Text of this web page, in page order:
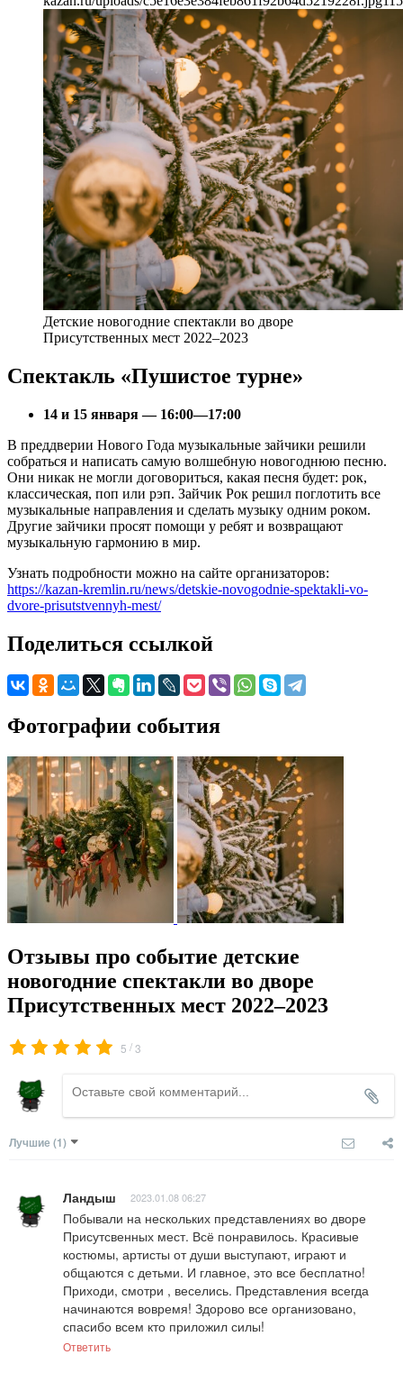
Детские новогодние спектакли во дворе
Присутственных мест 2022–2023
Спектакль «Пушистое турне»
14 и 15 января — 16:00—17:00
В преддверии Нового Года музыкальные зайчики решили
собраться и написать самую волшебную новогоднюю песню.
Они никак не могли договориться, какая песня будет: рок,
классическая, поп или рэп. Зайчик Рок решил поглотить все
музыкальные направления и сделать музыку одним роком.
Другие зайчики просят помощи у ребят и возвращают
музыкальную гармонию в мир.
Узнать подробности можно на сайте организаторов:
https://kazan-kremlin.ru/news/detskie-novogodnie-spektakli-vo-
dvore-prisutstvennyh-mest/
Поделиться ссылкой
Фотографии события
Отзывы про событие детские
новогодние спектакли во дворе
Присутственных мест 2022–2023
5 /3
Лучшие (1)
Ландыш 2023.01.08 06:27
Побывали на нескольких представлениях во дворе
Присутсвенных мест. Всё понравилось. Красивые
костюмы, артисты от души выступают, играют и
общаются с детьми. И главное, это все бесплатно!
Приходи, смотри , веселись. Представления всегда
начинаются вовремя! Здорово все организовано,
спасибо всем кто приложил силы!
Ответить